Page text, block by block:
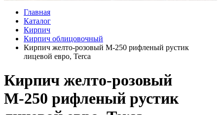
Главная
Каталог
Кирпич
Кирпич облицовочный
Кирпич желто-розовый М-250 рифленый рустик
лицевой евро, Terca
Кирпич желто-розовый
М-250 рифленый рустик